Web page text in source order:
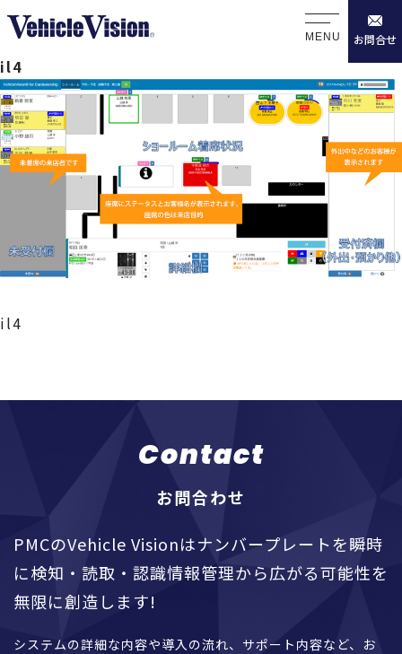
MENU お問合せ
il4
il4
Contact
お問合わせ
PMCのVehicle Visionはナンバープレートを瞬時
に検知・読取・認識情報管理から広がる可能性を
無限に創造します!
システムの詳細な内容や導入の流れ、サポート内容など、お